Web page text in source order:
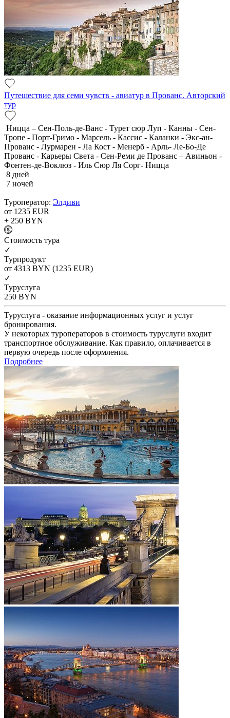
Путешествие для семи чувств - авиатур в Прованс. Авторский
тур
Ницца – Сен-Поль-де-Ванс - Турет сюр Луп - Канны - Сен-
Тропе - Порт-Гримо - Марсель - Кассис - Каланки - Экс-ан-
Прованс - Лурмарен - Ла Кост - Менерб - Арль- Ле-Бо-Де
Прованс - Карьеры Света - Сен-Реми де Прованс – Авиньон -
Фонтен-де-Воклюз - Иль Сюр Ля Сорг- Ницца
8 дней
7 ночей
Туроператор: Элдиви
от 1235 EUR
+ 250 BYN
Cтоимость тура
✓
Турпродукт
от 4313 BYN (1235 EUR)
✓
Туруслуга
250 BYN
Туруслуга - оказание информационных услуг и услуг
бронирования.
У некоторых туроператоров в стоимость туруслуги входит
транспортное обслуживание. Как правило, оплачивается в
первую очередь после оформления.
Подробнее